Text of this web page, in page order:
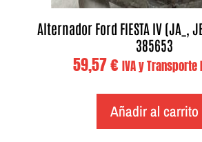
Alternador Ford FIESTA IV (JA_,
385653
59,57€ IVA y Transporte
Añadir al carrito